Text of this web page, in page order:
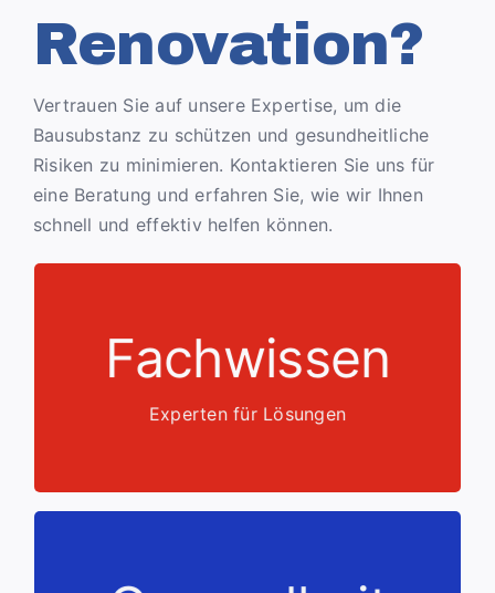
Renovation?
Vertrauen Sie auf unsere Expertise, um die
Bausubstanz zu schützen und gesundheitliche
Risiken zu minimieren. Kontaktieren Sie uns für
eine Beratung und erfahren Sie, wie wir Ihnen
schnell und effektiv helfen können.
Fachwissen
Experten für Lösungen
Professionelle
Ausführung, Termintreue und professionelle
Koordination aller Gewerke
Gesundheitsrisiken.